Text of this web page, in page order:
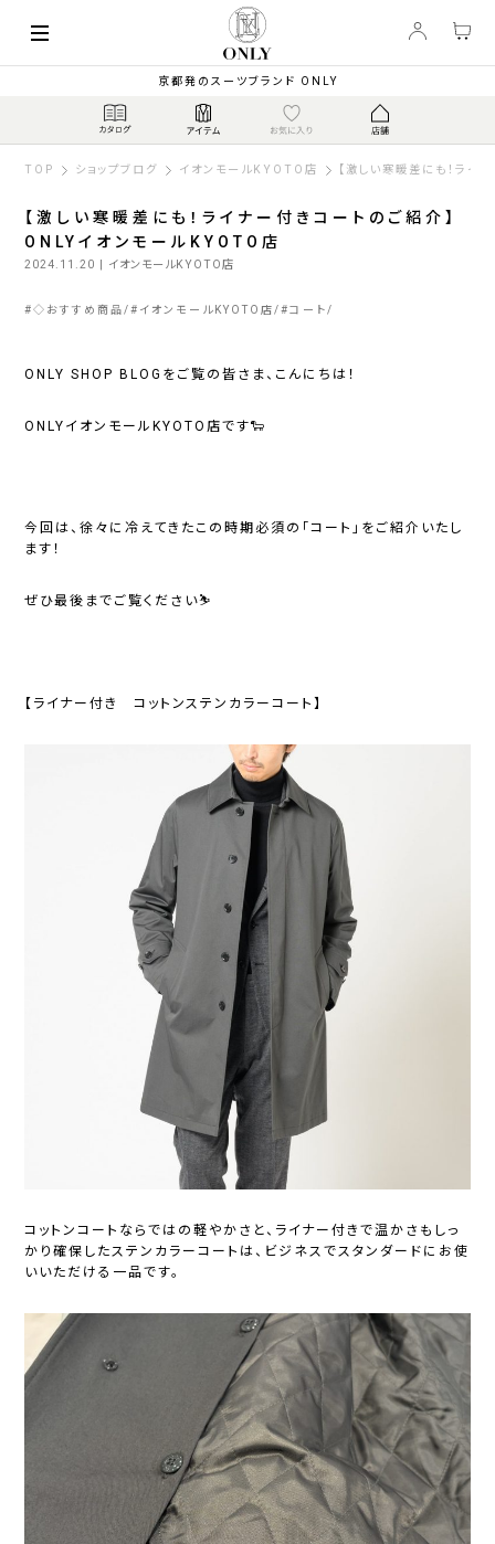
京都発のスーツブランド ONLY
TOP ショップブログ イオンモールKYOTO店 【激しい寒暖差にも！ラ
【激しい寒暖差にも！ライナー付きコートのご紹介】
ONLYイオンモールKYOTO店
2024.11.20 | イオンモールKYOTO店
#◇おすすめ商品 # イオンモールKYOTO店 #コート
ONLY SHOP BLOGをご覧の皆さま、こんにちは！
ONLYイオンモールKYOTO店です🐑
今回は、徐々に冷えてきたこの時期必須の「コート」をご紹介いたし
ます！
ぜひ最後までご覧ください⛷️
【ライナー付き コットンステンカラーコート】
コットンコートならではの軽やかさと、ライナー付きで温かさもしっ
かり確保したステンカラーコートは、ビジネスでスタンダードにお使
いいただける一品です。